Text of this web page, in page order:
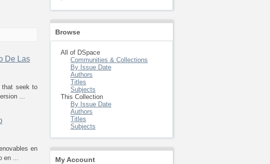
De Las
that seek to
...
en
en ...
Browse
All of DSpace
Communities & Collections
By Issue Date
Authors
Titles
Subjects
This Collection
By Issue Date
Authors
Titles
Subjects
My Account